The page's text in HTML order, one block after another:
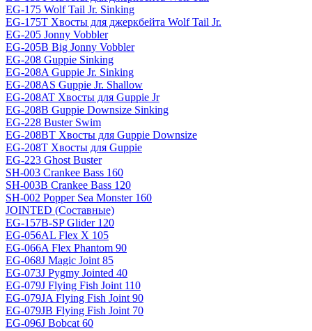
EG-175 Wolf Tail Jr. Sinking
EG-175T Хвосты для джеркбейта Wolf Tail Jr.
EG-205 Jonny Vobbler
EG-205B Big Jonny Vobbler
EG-208 Guppie Sinking
EG-208A Guppie Jr. Sinking
EG-208AS Guppie Jr. Shallow
EG-208AT Хвосты для Guppie Jr
EG-208B Guppie Downsize Sinking
EG-228 Buster Swim
EG-208BT Хвосты для Guppie Downsize
EG-208T Хвосты для Guppie
EG-223 Ghost Buster
SH-003 Crankee Bass 160
SH-003B Crankee Bass 120
SH-002 Popper Sea Monster 160
JOINTED (Составные)
EG-157B-SP Glider 120
EG-056AL Flex X 105
EG-066A Flex Phantom 90
EG-068J Magic Joint 85
EG-073J Pygmy Jointed 40
EG-079J Flying Fish Joint 110
EG-079JA Flying Fish Joint 90
EG-079JB Flying Fish Joint 70
EG-096J Bobcat 60